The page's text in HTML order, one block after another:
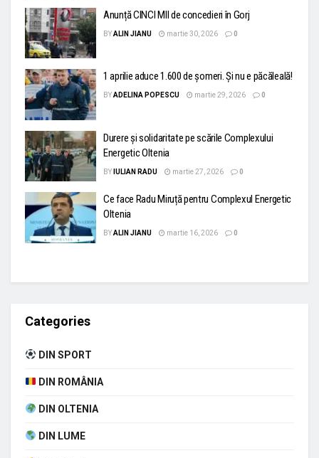
Anunță CINCI MII de concedieri în Gorj
BYALIN JIANU martie 30, 2026 0
1 aprilie aduce 1.600 de șomeri. Și nu e păcăleală!
BYADELINA POPESCU martie 29, 2026 0
Durere și solidaritate pe scările Complexului
Energetic Oltenia
BY IULIAN RADU martie 27, 2026 0
Ce face Radu Miruță pentru Complexul Energetic
Oltenia
BYALIN JIANU martie 16, 2026 0
Categories
DIN SPORT
DIN ROMÂNIA
DIN OLTENIA
DIN LUME